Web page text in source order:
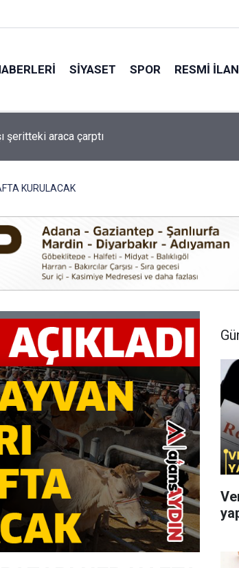
SIYASET SPOR RESMI
yeşil sahada geleceğe hazırlanıyor
KURULACAK